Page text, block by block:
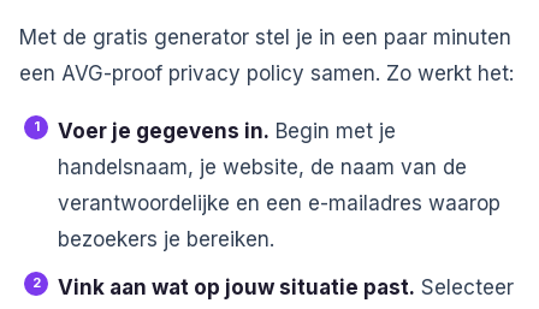
Met de gratis generator stel je in een paar minuten
een AVG-proof privacy policy samen. Zo werkt het:
Voer je gegevens in. Begin met je
handelsnaam, je website, de naam van de
verantwoordelijke en een e-mailadres waarop
bezoekers je bereiken.
Vink aan wat op jouw situatie past. Selecteer